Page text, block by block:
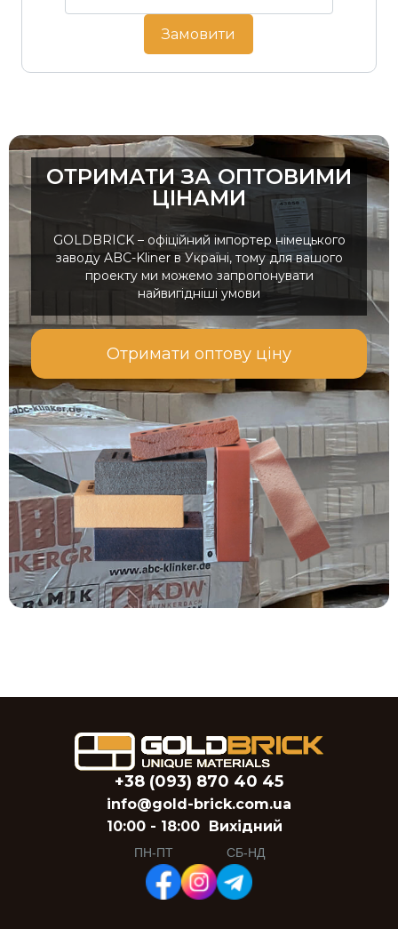
Замовити
ОТРИМАТИ ЗА ОПТОВИМИ
ЦІНАМИ
GOLDBRICK – офіційний імпортер німецького
заводу ABC-Kliner в Україні, тому для вашого
проекту ми можемо запропонувати
найвигідніші умови
Отримати оптову ціну
+38 (093) 870 40 45
info@gold-brick.com.ua
10:00 - 18:00
ПН-ПТ
Вихідний
СБ-НД